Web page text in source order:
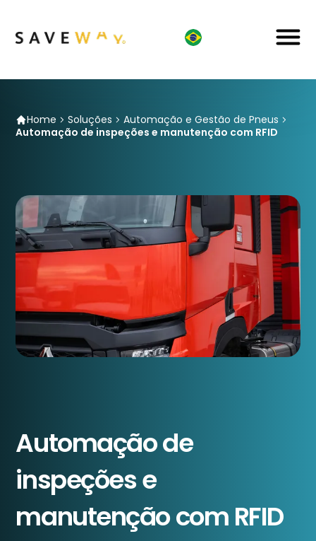
Home Soluções
Automação e Gestão de Pneus
Automação de inspeções e manutenção com RFID
Automação de
inspeções e
manutenção com RFID